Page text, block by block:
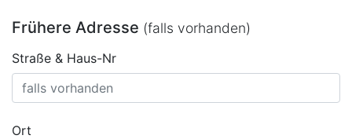
Frühere Adresse (falls vorhanden)
Straße & Haus-Nr
Ort